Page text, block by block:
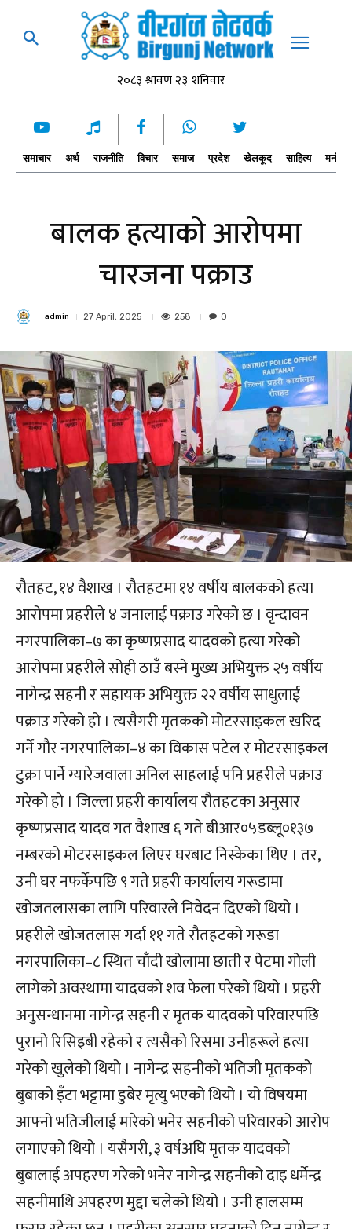
समाचार अर्थ राजनीति विचार समाज प्रदेश खेलकूद साहित्य
बालक हत्याको आरोपमा
चारजना पक्राउ
- admin 27 April, 2025 258 0
रौतहट, १४ वैशाख । रौतहटमा १४ वर्षीय बालकको हत्या
आरोपमा प्रहरीले ४ जनालाई पक्राउ गरेको छ । वृन्दावन
नगरपालिका–७ का कृष्णप्रसाद यादवको हत्या गरेको
आरोपमा प्रहरीले सोही ठाउँ बस्ने मुख्य अभियुक्त २५ वर्षीय
नागेन्द्र सहनी र सहायक अभियुक्त २२ वर्षीय साधुलाई
पक्राउ गरेको हो । त्यसैगरी मृतकको मोटरसाइकल खरिद
गर्ने गौर नगरपालिका–४ का विकास पटेल र मोटरसाइकल
टुक्रा पार्ने ग्यारेजवाला अनिल साहलाई पनि प्रहरीले पक्राउ
गरेको हो । जिल्ला प्रहरी कार्यालय रौतहटका अनुसार
कृष्णप्रसाद यादव गत वैशाख ६ गते बीआर०५डब्लू०१३७
नम्बरको मोटरसाइकल लिएर घरबाट निस्केका थिए । तर,
उनी घर नफर्केपछि ९ गते प्रहरी कार्यालय गरूडामा
खोजतलासका लागि परिवारले निवेदन दिएको थियो ।
प्रहरीले खोजतलास गर्दा ११ गते रौतहटको गरूडा
नगरपालिका–८ स्थित चाँदी खोलामा छाती र पेटमा गोली
लागेको अवस्थामा यादवको शव फेला परेको थियो । प्रहरी
अनुसन्धानमा नागेन्द्र सहनी र मृतक यादवको परिवारपछि
पुरानो रिसिइबी रहेको र त्यसैको रिसमा उनीहरूले हत्या
गरेको खुलेको थियो । नागेन्द्र सहनीको भतिजी मृतकको
बुबाको इँटा भट्टामा डुबेर मृत्यु भएको थियो । यो विषयमा
आफ्नो भतिजीलाई मारेको भनेर सहनीको परिवारको आरोप
लगाएको थियो । यसैगरी, ३ वर्षअघि मृतक यादवको
बुबालाई अपहरण गरेको भनेर नागेन्द्र सहनीको दाइ धर्मेन्द्र
सहनीमाथि अपहरण मुद्दा चलेको थियो । उनी हालसम्म